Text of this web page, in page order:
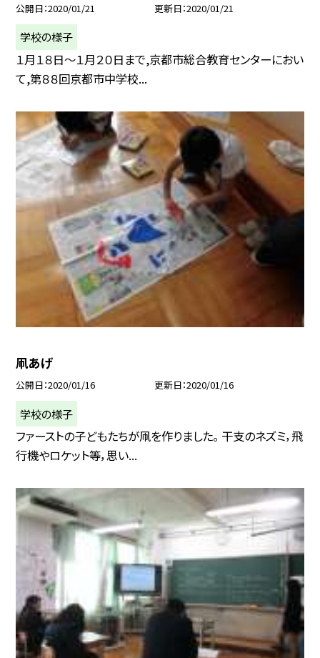
公開日 2020/01/21 更新日 2020/01/21
学校の様子
１月１８日〜１月２０日まで,京都市総合教育センターにおい
て,第８８回京都市中学校...
凧あげ
公開日 2020/01/16 更新日 2020/01/16
学校の様子
ファーストの子どもたちが凧を作りました。 干支のネズミ，飛
行機やロケット等，思い...